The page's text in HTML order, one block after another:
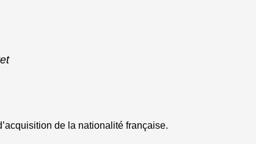
de la nationalité française.